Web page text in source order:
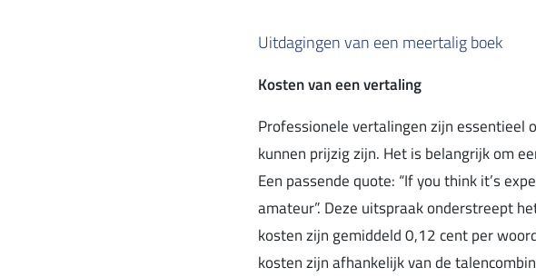
Uitdagingen van een meertalig boek
Kosten van een vertaling
Professionele vertalingen zijn essentieel
kunnen prijzig zijn. Het is belangrijk om
Een passende quote: “If you think it’s
amateur”. Deze uitspraak onderstreept
kosten zijn gemiddeld 0,12 cent per
kosten zijn afhankelijk van de